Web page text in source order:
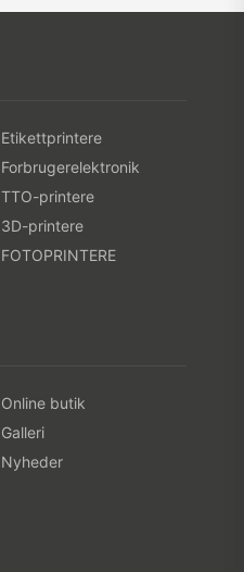
Etikettprintere
Forbrugerelektronik
TTO-printere
3D-printere
FOTOPRINTERE
Online butik
Galleri
Nyheder